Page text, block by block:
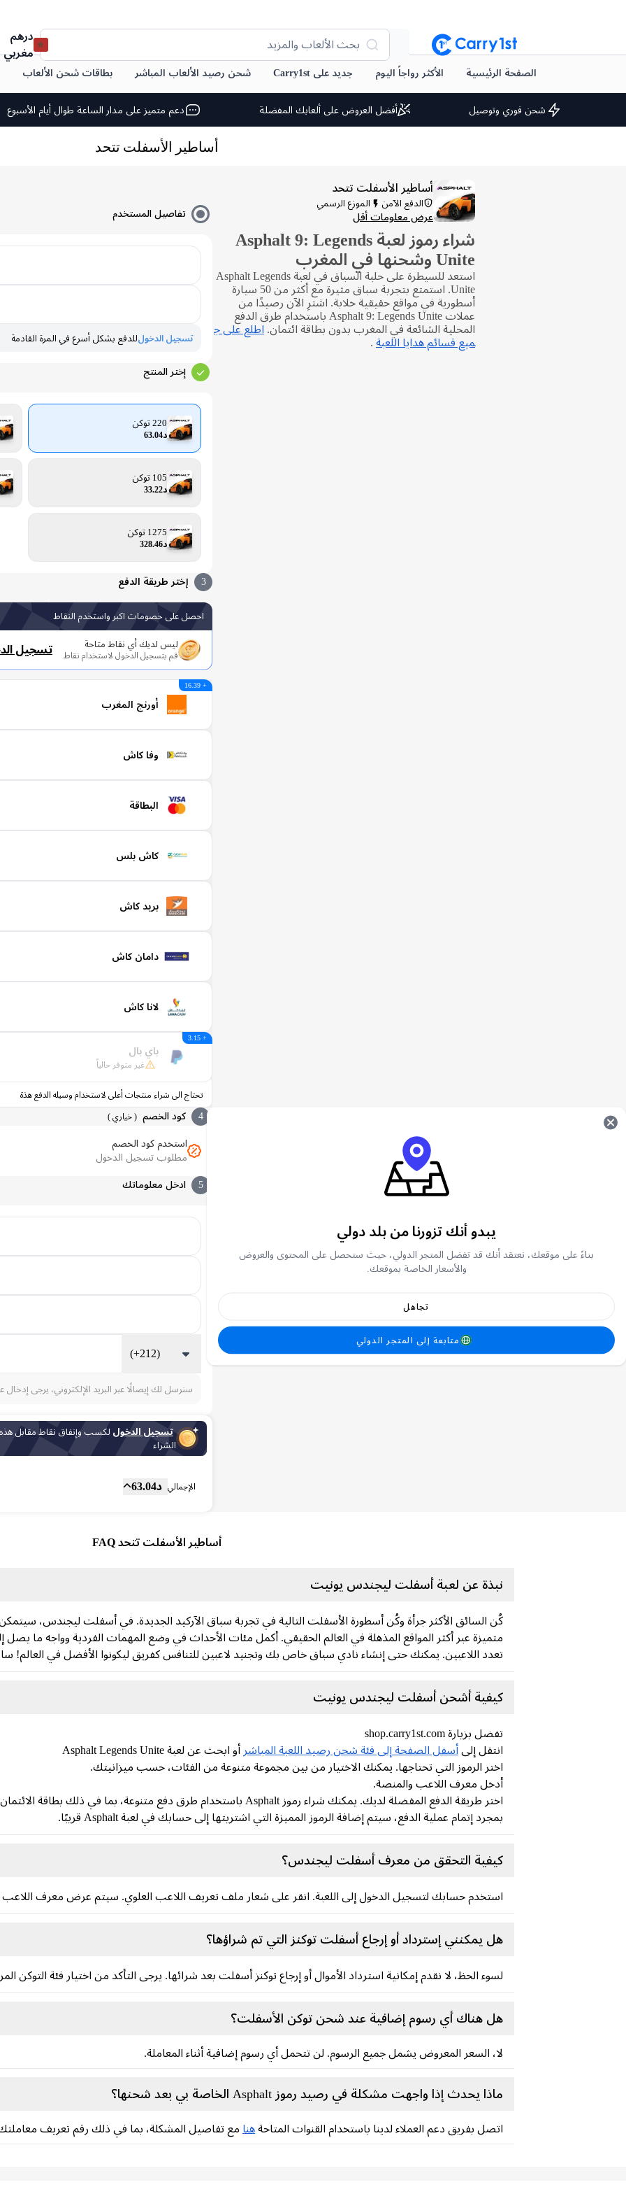
بحث الألعاب والمزيد
درهم
مغربي
الصفحة الرئيسية الأكثر رواجاً اليوم جديد على Carry1st شحن رصيد الألعاب المباشر بطاقات شحن الألعاب
شحن فوري وتوصيل أفضل العروض على ألعابك المفضلة دعم متميز على مدار الساعة طوال أيام الأسبوع
أساطير الأسفلت تتحد
أساطير الأسفلت تتحد
الدفع الآمن
الموزع الرسمي
عرض معلومات أقل
شراء رموز لعبة Asphalt 9: Legends
Unite وشحنها في المغرب
استعد للسيطرة على حلبة السباق في لعبة Asphalt Legends
Unite. استمتع بتجربة سباق مثيرة مع أكثر من 50 سيارة
أسطورية في مواقع حقيقية خلابة. اشترِ الآن رصيدًا من
عملات Asphalt 9: Legends Unite باستخدام طرق الدفع
المحلية الشائعة في المغرب بدون بطاقة ائتمان. اطلع على ج
ميع قسائم هدايا اللعبة .
تفاصيل المستخدم
تسجيل الدخولللدفع بشكل أسرع في المرة القادمة
إختر المنتج
220 توكن
د63.04
105 توكن
د33.22
1275 توكن
د328.46
3 إختر طريقة الدفع
احصل على خصومات اكبر واستخدم النقاط
ليس لديك أي نقاط متاحة
قم بتسجيل الدخول لاستخدام نقاط تسجيل
أورنج المغرب
+ 16.39
وفا كاش
البطاقة
كاش بلس
بريد كاش
دامان كاش
لانا كاش
باي بال
غير متوفر حالياً
+ 3.15
تحتاج الى شراء منتجات أعلى لاستخدام وسيله الدفع هذة
4 كود الخصم ( خياري )
استخدم كود الخصم
مطلوب تسجيل الدخول
5 ادخل معلوماتك
(+212)
سنرسل لك إيصالًا عبر البريد الإلكتروني، يرجى إدخال
تسجيل الدخول لكسب وإنفاق نقاط مقابل
الشراء
Feeالإجمالي د63.04
أساطير الأسفلت تتحد FAQ
نبذة عن لعبة أسفلت ليجندس يونيت
تعدد اللاعبين. يمكنك حتى إنشاء نادي سباق خاص بك وتجنيد لاعبين للتنافس كفريق ليكونوا الأفضل في العالم!
كيفية أشحن أسفلت ليجندس يونيت
تفضل بزيارة shop.carry1st.com
انتقل إلى أسفل الصفحة إلى فئة شحن رصيد اللعبة المباشر أو ابحث عن لعبة Asphalt Legends Unite
اختر الرموز التي تحتاجها. يمكنك الاختيار من بين مجموعة متنوعة من الفئات، حسب ميزانيتك.
أدخل معرف اللاعب والمنصة.
اختر طريقة الدفع المفضلة لديك. يمكنك شراء رموز Asphalt باستخدام طرق دفع متنوعة، بما في ذلك بطاقة الائتمان، وبطاقة الخصم، وباي بال، وجوجل باي.
بمجرد إتمام عملية الدفع، سيتم إضافة الرموز المميزة التي اشتريتها إلى حسابك في لعبة Asphalt قريبًا.
كيفية التحقق من معرف أسفلت ليجندس؟
استخدم حسابك لتسجيل الدخول إلى اللعبة. انقر على شعار ملف تعريف اللاعب العلوي. سيتم عرض معرف
هل يمكنني إسترداد أو إرجاع أسفلت توكنز التي تم شراؤها؟
لسوء الحظ، لا نقدم إمكانية استرداد الأموال أو إرجاع توكنز أسفلت بعد شرائها. يرجى التأكد من اختيار فئة التوكن
هل هناك أي رسوم إضافية عند شحن توكن الأسفلت؟
لا، السعر المعروض يشمل جميع الرسوم. لن تتحمل أي رسوم إضافية أثناء المعاملة.
ماذا يحدث إذا واجهت مشكلة في رصيد رموز Asphalt الخاصة بي بعد شحنها؟
اتصل بفريق دعم العملاء لدينا باستخدام القنوات المتاحة هنا مع تفاصيل المشكلة، بما في ذلك رقم تعريف
يبدو أنك تزورنا من بلد دولي
بناءً على موقعك، نعتقد أنك قد تفضل المتجر الدولي، حيث ستحصل على المحتوى والعروض
والأسعار الخاصة بموقعك.
تجاهل
متابعة إلى المتجر الدولي